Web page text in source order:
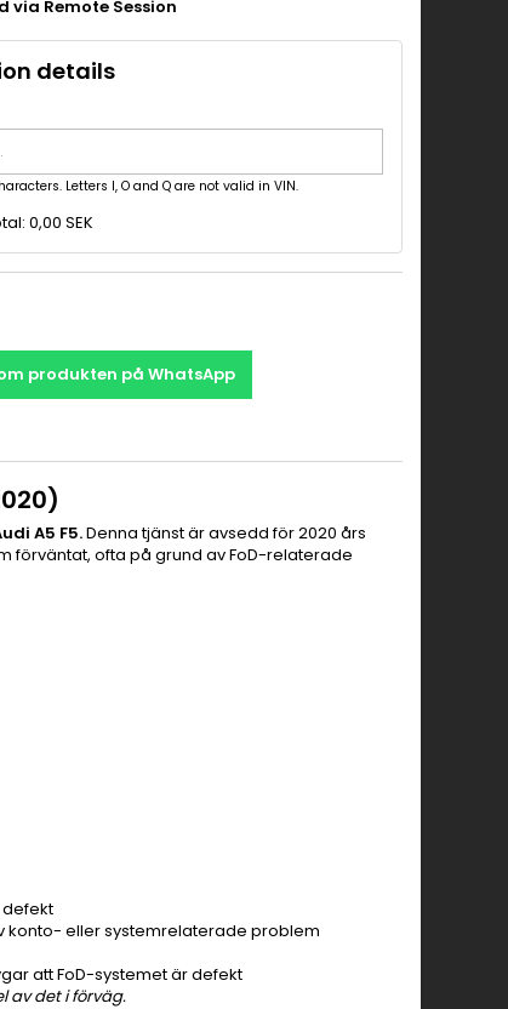
via Remote Session
details
Letters I, O and Q are not valid in VIN.
0,00 SEK
produkten på WhatsApp
A5 F5.Denna tjänst är avsedd för 2020 års
förväntat, ofta på grund av FoD-relaterade
defekt
konto- eller systemrelaterade problem
att FoD-systemet är defekt
av det i förväg.